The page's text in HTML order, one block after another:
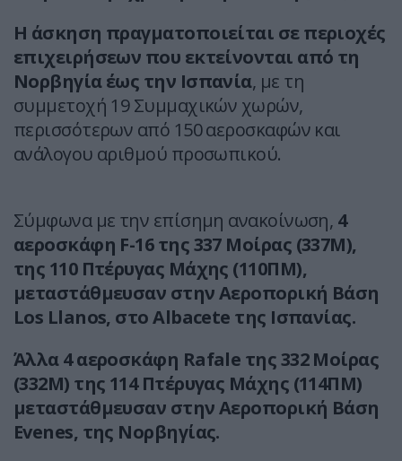
Η άσκηση πραγματοποιείται σε περιοχές
επιχειρήσεων που εκτείνονται από τη
Νορβηγία έως την Ισπανία, με τη
συμμετοχή 19 Συμμαχικών χωρών,
περισσότερων από 150 αεροσκαφών και
ανάλογου αριθμού προσωπικού.
Σύμφωνα με την επίσημη ανακοίνωση, 4
αεροσκάφη F-16 της 337 Μοίρας (337Μ),
της 110 Πτέρυγας Μάχης (110ΠΜ),
μεταστάθμευσαν στην Αεροπορική Βάση
Los Llanos, στο Albacete της Ισπανίας.
Άλλα 4 αεροσκάφη Rafale της 332 Μοίρας
(332Μ) της 114 Πτέρυγας Μάχης (114ΠΜ)
μεταστάθμευσαν στην Αεροπορική Βάση
Evenes, της Νορβηγίας.